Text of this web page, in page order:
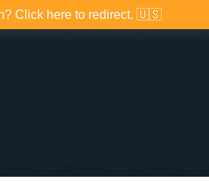
Click here to redirect. 🇺🇸